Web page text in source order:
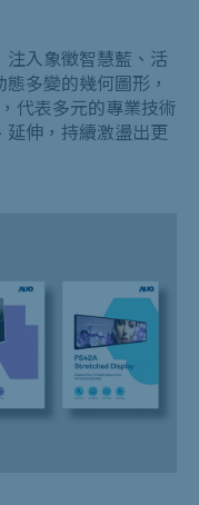
注入象徵智慧藍、活
多變的幾何圖形，
代表多元的專業技術
延伸，持續激盪出更